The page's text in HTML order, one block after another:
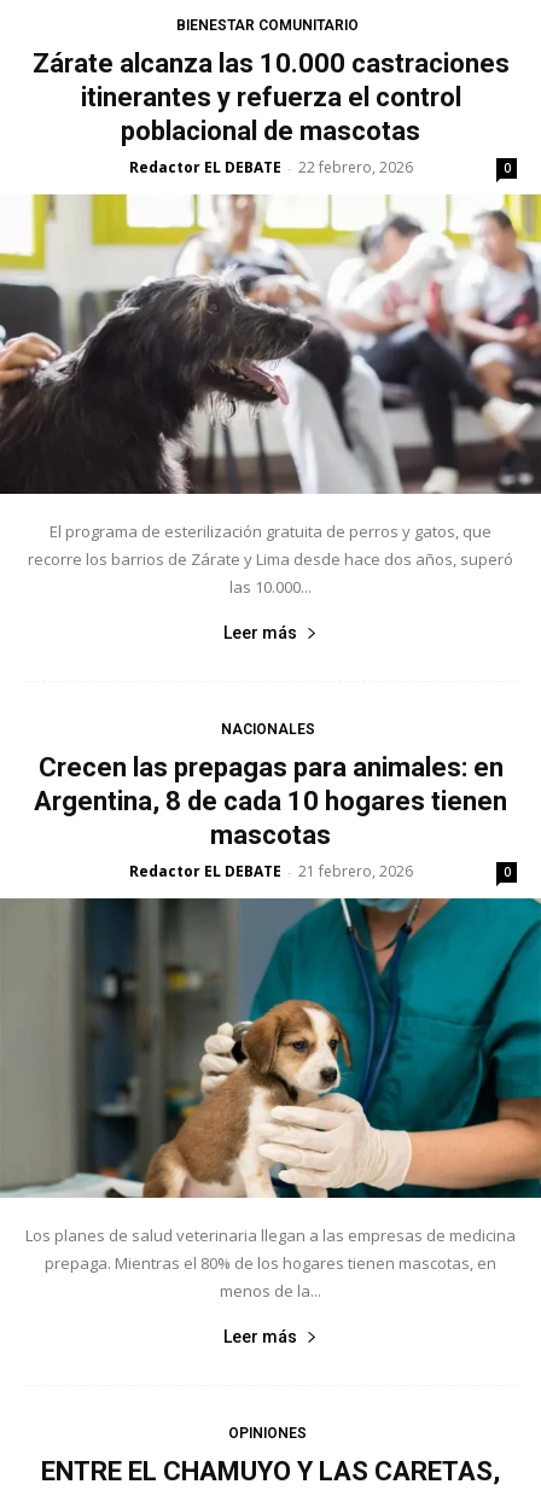
BIENESTAR COMUNITARIO
Zárate alcanza las 10.000 castraciones
itinerantes y refuerza el control
poblacional de mascotas
Redactor EL DEBATE - 22 febrero, 2026 0
El programa de esterilización gratuita de perros y gatos, que
recorre los barrios de Zárate y Lima desde hace dos años, superó
las 10.000...
Leer más
NACIONALES
Crecen las prepagas para animales: en
Argentina, 8 de cada 10 hogares tienen
mascotas
Redactor EL DEBATE - 21 febrero, 2026 0
Los planes de salud veterinaria llegan a las empresas de medicina
prepaga. Mientras el 80% de los hogares tienen mascotas, en
menos de la...
Leer más
OPINIONES
ENTRE EL CHAMUYO Y LAS CARETAS,